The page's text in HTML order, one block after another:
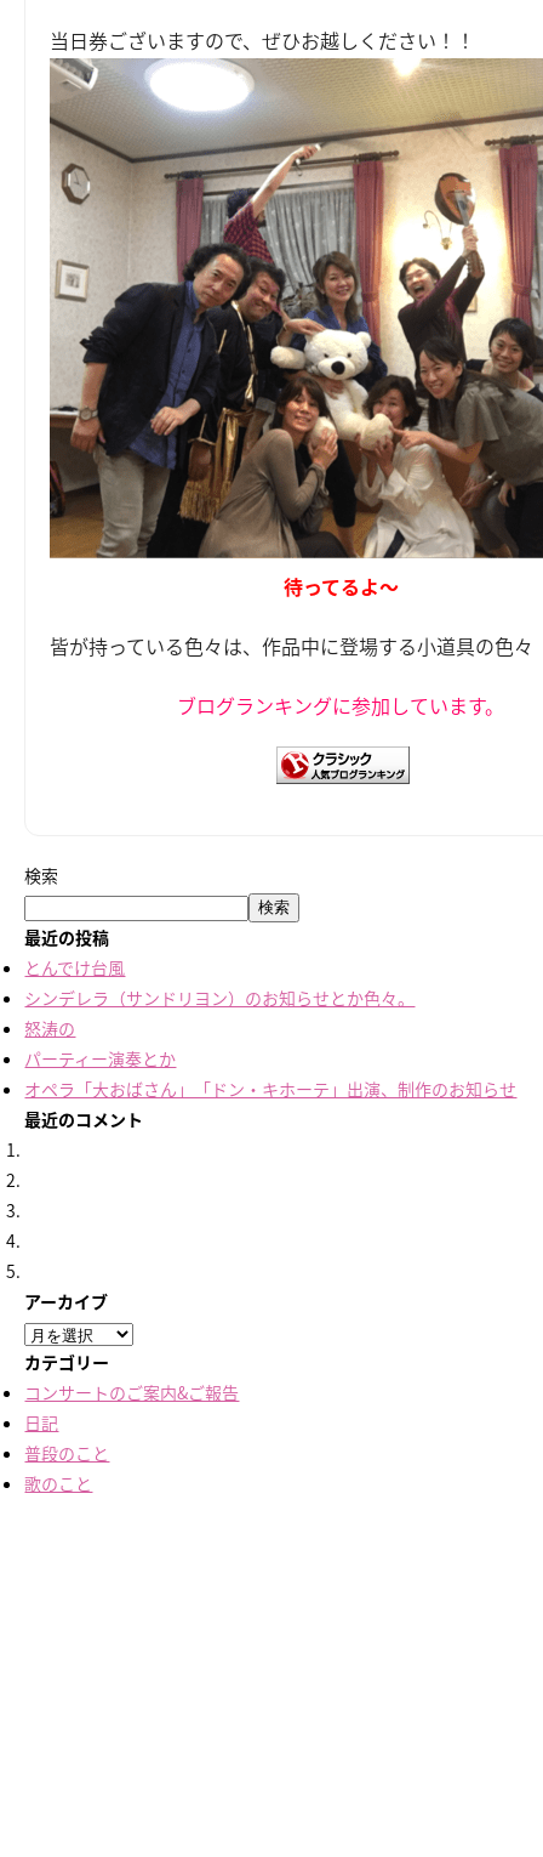
当日券ございますので、ぜひお越しください！！
待ってるよ～
皆が持っている色々は、作品中に登場する小道具の色々
ブログランキングに参加しています。
検索
検索
最近の投稿
とんでけ台風
シンデレラ（サンドリヨン）のお知らせとか色々。
怒涛の
パーティー演奏とか
オペラ「大おばさん」「ドン・キホーテ」出演、制作のお知らせ
最近のコメント
アーカイブ
ア
ー
カ
イ
ブ
カテゴリー
コンサートのご案内&ご報告
日記
普段のこと
歌のこと